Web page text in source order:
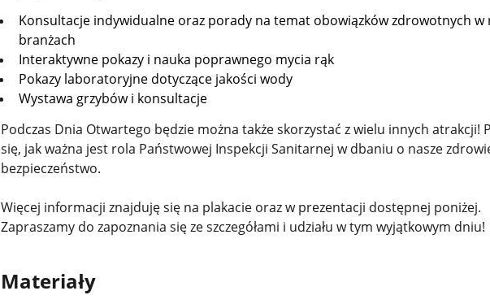
Konsultacje indywidualne oraz porady na temat obowiązków zdrowotnych w
branżach
Interaktywne pokazy i nauka poprawnego mycia rąk
Pokazy laboratoryjne dotyczące jakości wody
Wystawa grzybów i konsultacje
Podczas Dnia Otwartego będzie można także skorzystać z wielu innych atrakcji!
się, jak ważna jest rola Państwowej Inspekcji Sanitarnej w dbaniu o nasze
bezpieczeństwo.
Więcej informacji znajduję się na plakacie oraz w prezentacji dostępnej poniżej.
Zapraszamy do zapoznania się ze szczegółami i udziału w tym wyjątkowym dniu!
Materiały